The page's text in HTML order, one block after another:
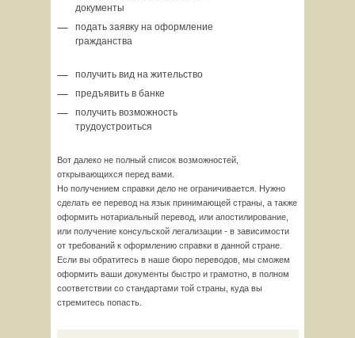
документы
подать заявку на оформление
гражданства
получить вид на жительство
предъявить в банке
получить возможность
трудоустроиться
Вот далеко не полный список возможностей,
открывающихся перед вами.
Но получением справки дело не ограничивается. Нужно
сделать ее перевод на язык принимающей страны, а также
оформить нотариальный перевод, или апостилирование,
или получение консульской легализации - в зависимости
от требований к оформлению справки в данной стране.
Если вы обратитесь в наше бюро переводов, мы сможем
оформить ваши документы быстро и грамотно, в полном
соответствии со стандартами той страны, куда вы
стремитесь попасть.